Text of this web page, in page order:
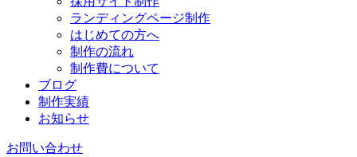
ランディングページ制作
はじめての方へ
制作の流れ
制作費について
ブログ
制作実績
お知らせ
お問い合わせ